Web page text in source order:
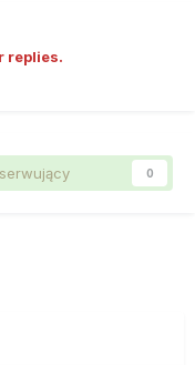
replies.
0